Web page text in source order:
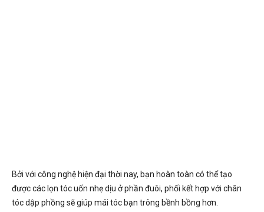
Bởi với công nghệ hiện đại thời nay, bạn hoàn toàn có thể tạo
được các lọn tóc uốn nhẹ dịu ở phần đuôi, phối kết hợp với chân
tóc dập phồng sẽ giúp mái tóc bạn trông bềnh bồng hơn.